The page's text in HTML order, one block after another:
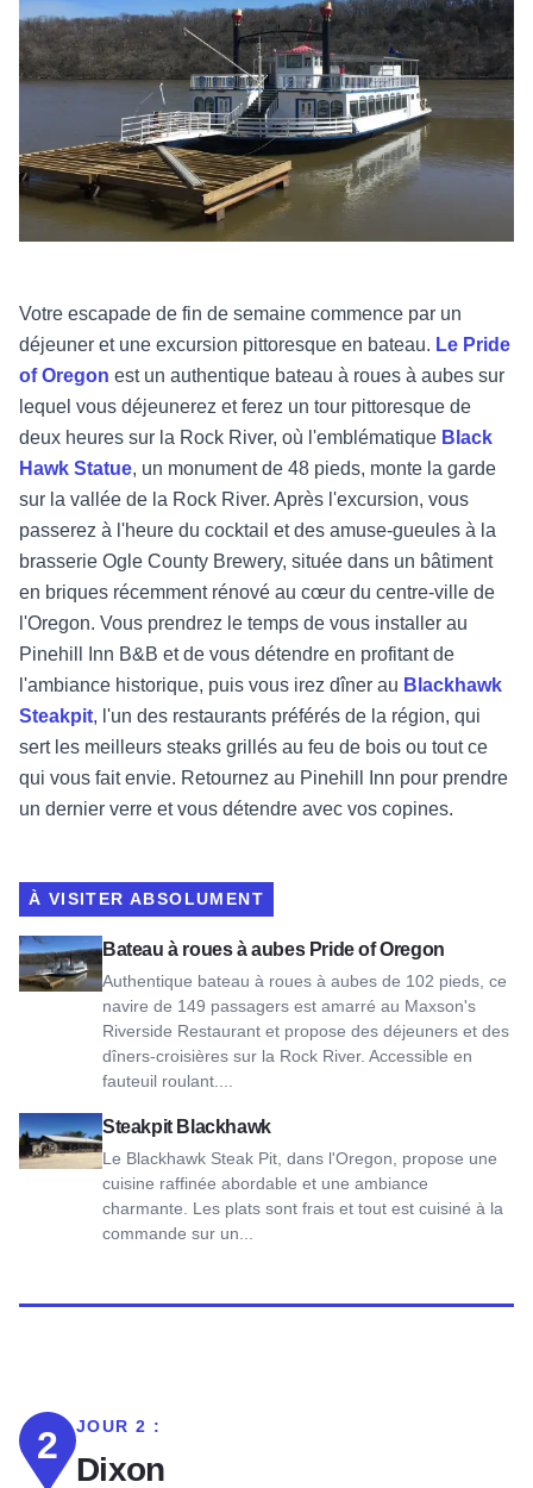
Votre escapade de fin de semaine commence par un
déjeuner et une excursion pittoresque en bateau. Le Pride
of Oregon est un authentique bateau à roues à aubes sur
lequel vous déjeunerez et ferez un tour pittoresque de
deux heures sur la Rock River, où l'emblématique Black
Hawk Statue, un monument de 48 pieds, monte la garde
sur la vallée de la Rock River. Après l'excursion, vous
passerez à l'heure du cocktail et des amuse-gueules à la
brasserie Ogle County Brewery, située dans un bâtiment
en briques récemment rénové au cœur du centre-ville de
l'Oregon. Vous prendrez le temps de vous installer au
Pinehill Inn B&B et de vous détendre en profitant de
l'ambiance historique, puis vous irez dîner au Blackhawk
Steakpit, l'un des restaurants préférés de la région, qui
sert les meilleurs steaks grillés au feu de bois ou tout ce
qui vous fait envie. Retournez au Pinehill Inn pour prendre
un dernier verre et vous détendre avec vos copines.
À VISITER ABSOLUMENT
Bateau à roues à aubes Pride of Oregon
Authentique bateau à roues à aubes de 102 pieds, ce
navire de 149 passagers est amarré au Maxson's
Riverside Restaurant et propose des déjeuners et des
dîners-croisières sur la Rock River. Accessible en
fauteuil roulant....
Voir Pride of Oregon Paddle Wheel Boat (en anglais)
Steakpit Blackhawk
Le Blackhawk Steak Pit, dans l'Oregon, propose une
cuisine raffinée abordable et une ambiance
charmante. Les plats sont frais et tout est cuisiné à la
commande sur un...
Voir Blackhawk Steakpit
2 JOUR 2 :
Dixon